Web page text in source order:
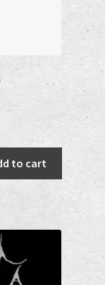
to cart